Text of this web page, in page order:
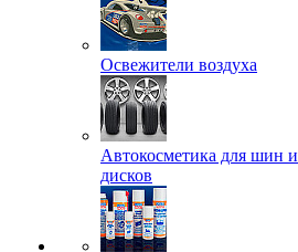
Освежители воздуха
Автокосметика для шин и
дисков